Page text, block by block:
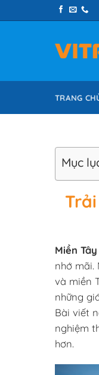
to
TRANG
Mục
Miền
nhớ mãi.
và miền
những
Bài viết
nghiệm
hơn.